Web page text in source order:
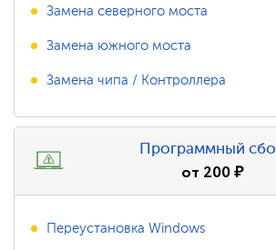
Замена северного моста
Замена южного моста
Замена чипа / Контроллера
Программный
от 200₽
Переустановка Windows